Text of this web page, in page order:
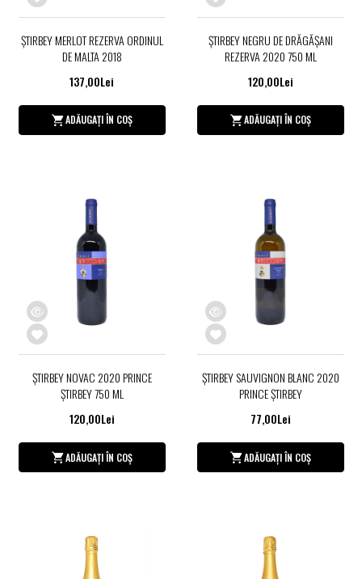
ŞTIRBEY MERLOT REZERVA ORDINUL
DE MALTA 2018
137,00Lei
ADĂUGAȚI ÎN COȘ
ŞTIRBEY NEGRU DE DRĂGĂŞANI
REZERVA 2020 750 ML
120,00Lei
ADĂUGAȚI ÎN COȘ
ŞTIRBEY NOVAC 2020 PRINCE
ŞTIRBEY 750 ML
120,00Lei
ADĂUGAȚI ÎN COȘ
ŞTIRBEY SAUVIGNON BLANC 2020
PRINCE ŞTIRBEY
77,00Lei
ADĂUGAȚI ÎN COȘ